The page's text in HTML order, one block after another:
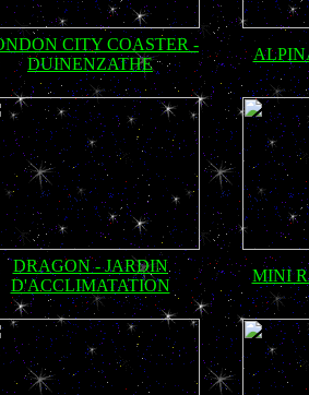
CITY COASTER -
DUINENZATHE
DRAGON - JARDIN
D'ACCLIMATATION
MINI